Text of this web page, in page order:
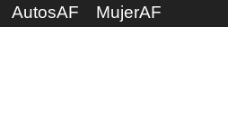
AutosAF MujerAF